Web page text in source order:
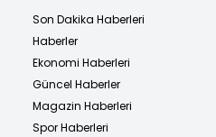
Son Dakika Haberleri
Haberler
Ekonomi Haberleri
Güncel Haberler
Magazin Haberleri
Spor Haberleri